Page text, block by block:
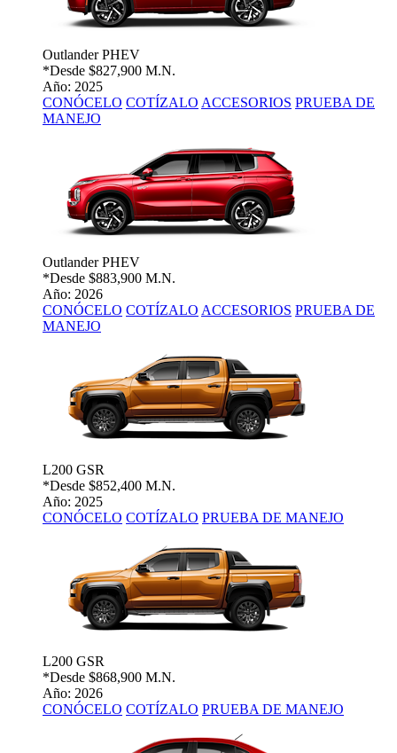
Outlander PHEV
*Desde $827,900 M.N.
Año: 2025
CONÓCELO COTÍZALO ACCESORIOS PRUEBA DE
MANEJO
Outlander PHEV
*Desde $883,900 M.N.
Año: 2026
CONÓCELO COTÍZALO ACCESORIOS PRUEBA DE
MANEJO
L200 GSR
*Desde $852,400 M.N.
Año: 2025
CONÓCELO COTÍZALO PRUEBA DE MANEJO
L200 GSR
*Desde $868,900 M.N.
Año: 2026
CONÓCELO COTÍZALO PRUEBA DE MANEJO